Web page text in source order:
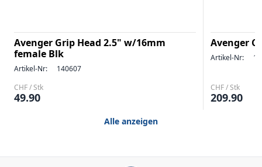
Avenger Grip Head 2.5" w/16mm
female Blk
Artikel-Nr:
140607
CHF / Stk
49.90
Avenger
Artikel-Nr:
CHF / Stk
209.90
Alle anzeigen